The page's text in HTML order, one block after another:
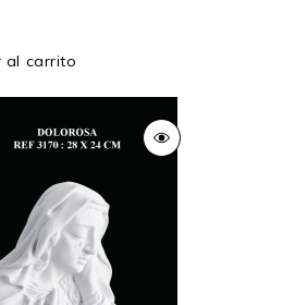
al carrito